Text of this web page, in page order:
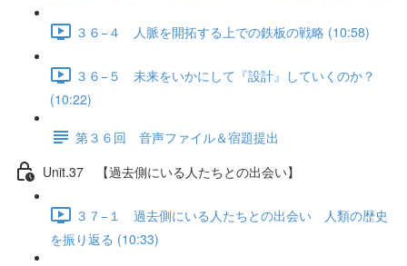
３６−４ 人脈を開拓する上での鉄板の戦略 (10:58)
３６−５ 未来をいかにして『設計』していくのか？
(10:22)
第３６回 音声ファイル＆宿題提出
Unit.37 【過去側にいる人たちとの出会い】
３７−１ 過去側にいる人たちとの出会い 人類の歴史
を振り返る (10:33)